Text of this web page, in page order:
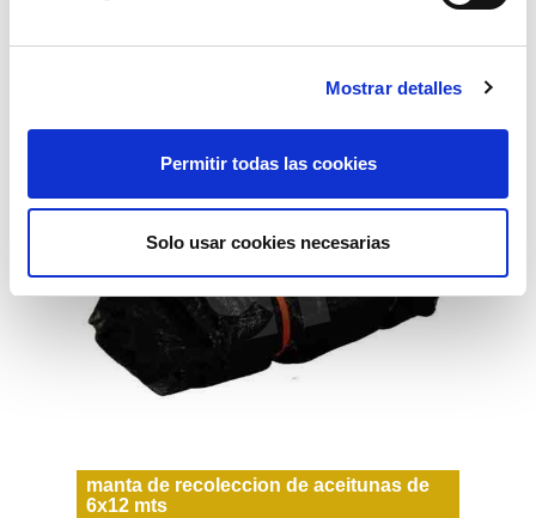
Mostrar detalles
Permitir todas las cookies
Solo usar cookies necesarias
manta de recoleccion de aceitunas de
6x12 mts